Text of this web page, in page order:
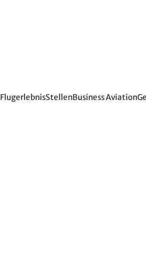
FlugerlebnisStellenBusiness Aviation